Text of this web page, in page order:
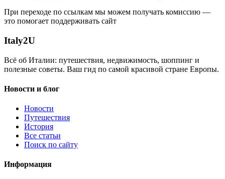
При переходе по ссылкам мы можем получать комиссию —
это помогает поддерживать сайт
Italy2U
Всё об Италии: путешествия, недвижимость, шоппинг и
полезные советы. Ваш гид по самой красивой стране Европы.
Новости и блог
Новости
Путешествия
История
Все статьи
Поиск по сайту
Информация